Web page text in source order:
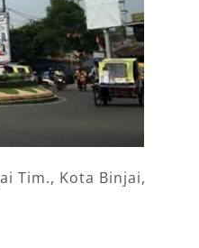
Tim., Kota Binjai,